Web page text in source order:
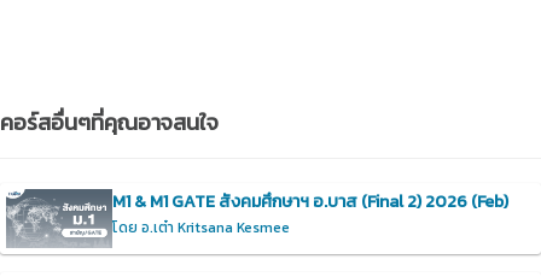
คอร์สอื่นๆที่คุณอาจสนใจ
M1 & M1 GATE สังคมศึกษาฯ อ.บาส (Final 2) 2026 (Feb)
โดย อ.เต๋า Kritsana Kesmee